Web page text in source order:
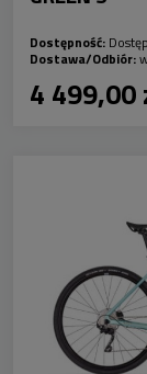
Dostępność:
Dostawa/Odbiór:
4 499,00